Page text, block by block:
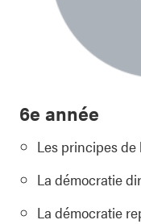
6e année
Les principes
La démocratie
La démocratie